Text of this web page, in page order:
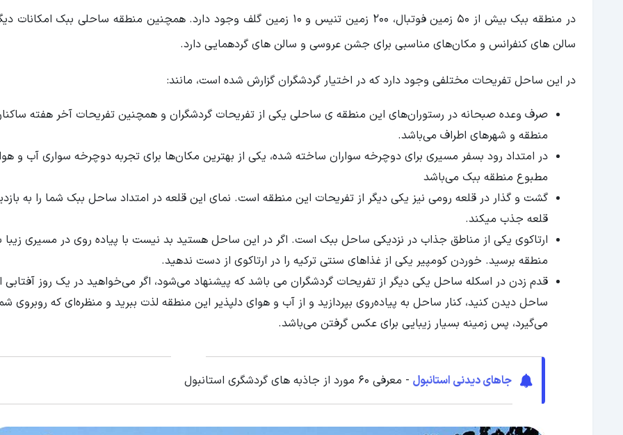
در منطقه ببک بیش از ۵۰ زمین فوتبال، ۲۰۰ زمین تنیس و ۱۰ زمین گلف وجود دارد. همچنین منطقه ساحلی ببک
سالن های کنفرانس و مکان‌های مناسبی برای جشن عروسی و سالن های گردهمایی دارد.
در این ساحل تفریحات مختلفی وجود دارد که در اختیار گردشگران گزارش شده است‌، مانند:
صرف وعده صبحانه در رستوران‌های این منطقه ی ساحلی یکی از تفریحات گردشگران و همچنین تفریحات آخر هفته
منطقه و شهرهای اطراف می‌باشد.
در امتداد رود بسفر مسیری برای دوچرخه سواران ساخته شده، یکی از بهترین مکان‌ها برای تجربه دوچرخه سواری آب و
مطبوع منطقه ببک می‌باشد
گشت و گذار در قلعه رومی نیز یکی دیگر از تفریحات این منطقه است. نمای این قلعه در امتداد ساحل ببک شما را به
قلعه جذب میکند.
ارتاکوی یکی از مناطق جذاب در نزدیکی ساحل ببک است. اگر در این ساحل هستید بد نیست با پیاده روی در مسیری زیبا
منطقه برسید. خوردن کومپیر یکی از غذاهای سنتی ترکیه را در ارتاکوی از دست ندهید.
قدم زدن در اسکله ساحل یکی دیگر از تفریحات گردشگران می باشد که پیشنهاد می‌شود، اگر می‌خواهید در یک روز آفتابی
ساحل دیدن کنید، کنار ساحل به پیاده‌روی بپردازید و از آب و هوای دلپذیر این منطقه لذت ببرید و منظره‌ای که روبروی
می‌گیرد، پس زمینه بسیار زیبایی برای عکس گرفتن می‌باشد.
جاهای دیدنی استانبول - معرفی 60 مورد از جاذبه های گردشگری استانبول